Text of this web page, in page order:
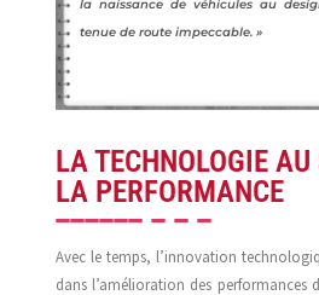
la naissance de véhicules au
tenue de route impeccable. »
LA TECHNOLOGIE AU
LA PERFORMANCE
Avec le temps, l’innovation
dans l’amélioration des performances